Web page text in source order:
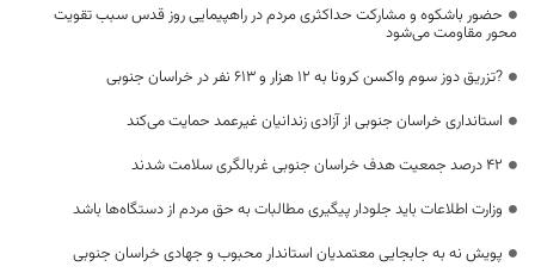
حضور باشکوه و مشارکت حداکثری مردم در راهپیمایی روز قدس سبب تقویت
محور مقاومت می‌شود
?تزریق دوز سوم واکسن کرونا به ۱۲ هزار و ۶۱۳ نفر در خراسان جنوبی
استانداری خراسان جنوبی از آزادی زندانیان غیرعمد حمایت می‌کند
۴۲ درصد جمعیت هدف خراسان جنوبی غربالگری سلامت شدند
وزارت اطلاعات باید جلودار پیگیری مطالبات به حق مردم از دستگاه‌ها باشد
پویش نه به جابجایی معتمدیان استاندار محبوب و جهادی خراسان جنوبی